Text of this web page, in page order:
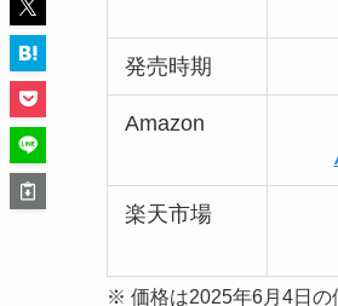
発売時期
Amazon
楽天市場
※ 価格は2025年6月4日の